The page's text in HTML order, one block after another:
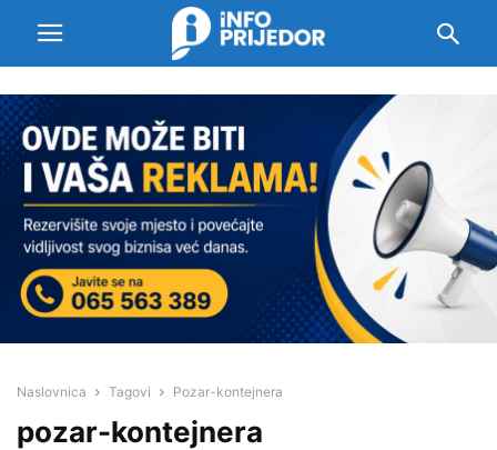
Naslovnica Tagovi Pozar-kontejnera
pozar-kontejnera